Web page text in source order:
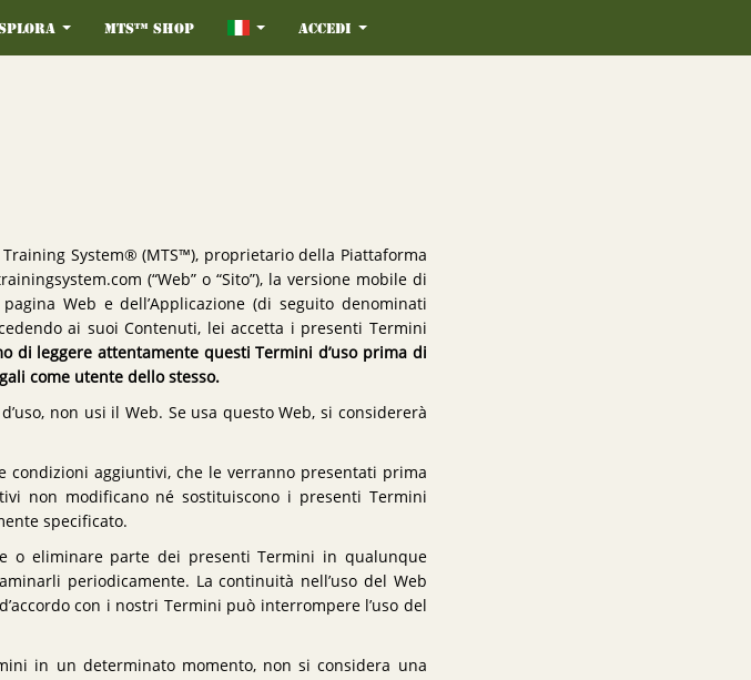
MTS™ Shop Accedi
System® (MTS™), proprietario della Piattaforma
(“Web” o “Sito”), la versione mobile di
Web e dell’Applicazione (di seguito denominati
ai suoi Contenuti, lei accetta i presenti Termini
di leggere attentamente questi Termini d’uso prima di
come utente dello stesso.
non usi il Web. Se usa questo Web, si considererà
condizioni aggiuntivi, che le verranno presentati prima
non modificano né sostituiscono i presenti Termini
specificato.
o eliminare parte dei presenti Termini in qualunque
periodicamente. La continuità nell’uso del Web
con i nostri Termini può interrompere l’uso del
in un determinato momento, non si considera una